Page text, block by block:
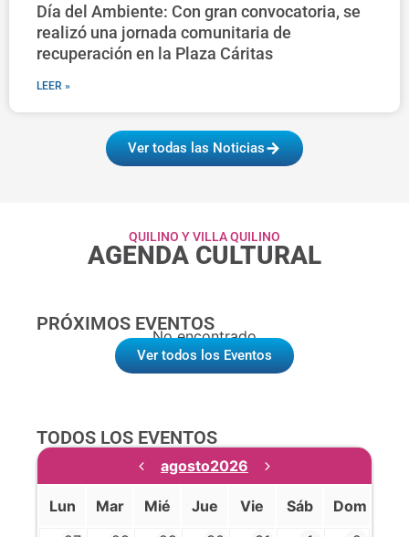
Día del Ambiente: Con gran convocatoria, se
realizó una jornada comunitaria de
recuperación en la Plaza Cáritas
LEER »
Ver todas las Noticias
QUILINO Y VILLA QUILINO
AGENDA CULTURAL
PRÓXIMOS EVENTOS
No encontrado
Ver todos los Eventos
TODOS LOS EVENTOS
agosto2026
Lun Mar Mié Jue Vie Sáb
Dom